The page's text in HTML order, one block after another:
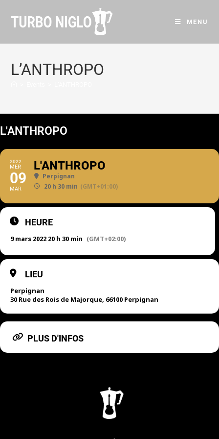
MENU
L’ANTHROPO
L'ANTHROPO
2022
MER
09
MAR
L'ANTHROPO
Perpignan
20 h 30 min (GMT+01:00)
HEURE
9 mars 2022 20 h 30 min (GMT+02:00)
LIEU
Perpignan
30 Rue des Rois de Majorque, 66100 Perpignan
PLUS D'INFOS